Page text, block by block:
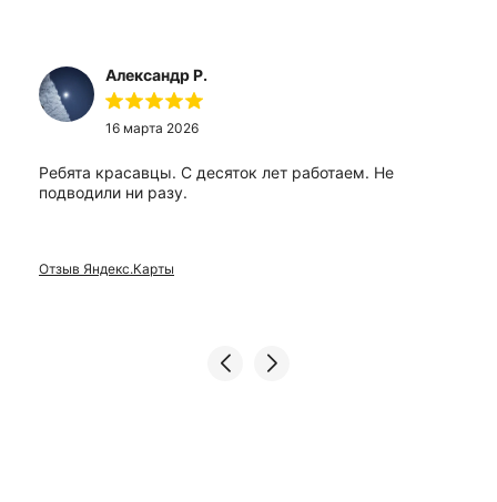
Александр Р.
16 марта 2026
Ребята красавцы. С десяток лет работаем. Не
подводили ни разу.
Отзыв Яндекс.Карты